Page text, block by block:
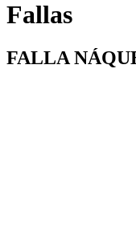
Fallas
FALLA